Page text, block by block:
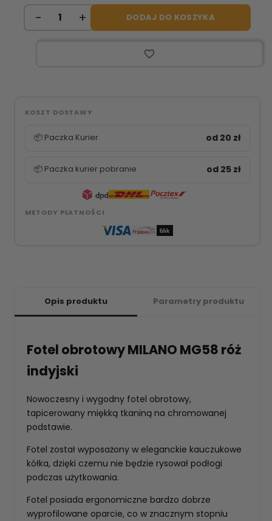
DODAJ DO KOSZYKA
favorite_border
KOSZT DOSTAWY
📦 Paczka Kurier od 20 zł
📦 Paczka kurier pobranie od 25 zł
METODY PŁATNOŚCI
Opis produktu Parametry produktu
Fotel obrotowy MILANO MG58 róż
indyjski
Nowoczesny i wygodny fotel obrotowy,
tapicerowany miękką tkaniną na chromowanej
podstawie.
Fotel został wyposażony w eleganckie kauczukowe
kółka, dzięki czemu nie będzie rysował podłogi
podczas użytkowania.
Fotel posiada ergonomiczne bardzo dobrze
wyprofilowane oparcie, co w znacznym stopniu